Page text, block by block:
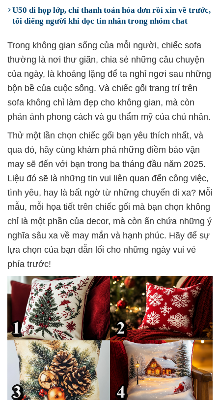
U50 đi họp lớp, chỉ thanh toán hóa đơn rồi xin về trước,
tối điếng người khi đọc tin nhắn trong nhóm chat
Trong không gian sống của mỗi người, chiếc sofa
thường là nơi thư giãn, chia sẻ những câu chuyện
của ngày, là khoảng lặng để ta nghỉ ngơi sau những
bộn bề của cuộc sống. Và chiếc gối trang trí trên
sofa không chỉ làm đẹp cho không gian, mà còn
phản ánh phong cách và gu thẩm mỹ của chủ nhân.
Thử một lần chọn chiếc gối bạn yêu thích nhất, và
qua đó, hãy cùng khám phá những điềm báo vận
may sẽ đến với bạn trong ba tháng đầu năm 2025.
Liệu đó sẽ là những tin vui liên quan đến công việc,
tình yêu, hay là bất ngờ từ những chuyến đi xa? Mỗi
mẫu, mỗi họa tiết trên chiếc gối mà bạn chọn không
chỉ là một phần của decor, mà còn ẩn chứa những ý
nghĩa sâu xa về may mắn và hạnh phúc. Hãy để sự
lựa chọn của bạn dẫn lối cho những ngày vui vẻ
phía trước!